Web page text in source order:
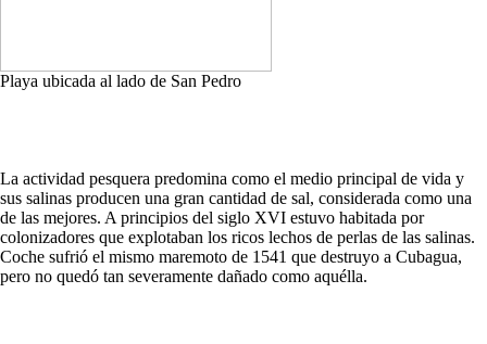
Playa ubicada al lado de San Pedro
La actividad pesquera predomina como el medio principal de vida y
sus salinas producen una gran cantidad de sal, considerada como una
de las mejores. A principios del siglo XVI estuvo habitada por
colonizadores que explotaban los ricos lechos de perlas de las salinas.
Coche sufrió el mismo maremoto de 1541 que destruyo a Cubagua,
pero no quedó tan severamente dañado como aquélla.